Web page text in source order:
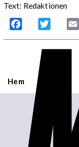
Text: Redaktionen
Facebook Twitter
Hem